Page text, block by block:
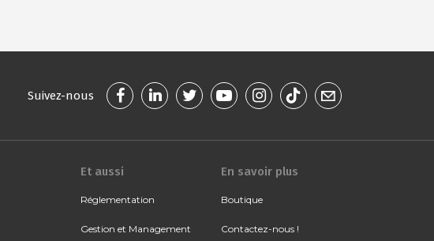
Suivez-nous
Et aussi
Réglementation
Gestion et Management
En savoir plus
Boutique
Contactez-nous !